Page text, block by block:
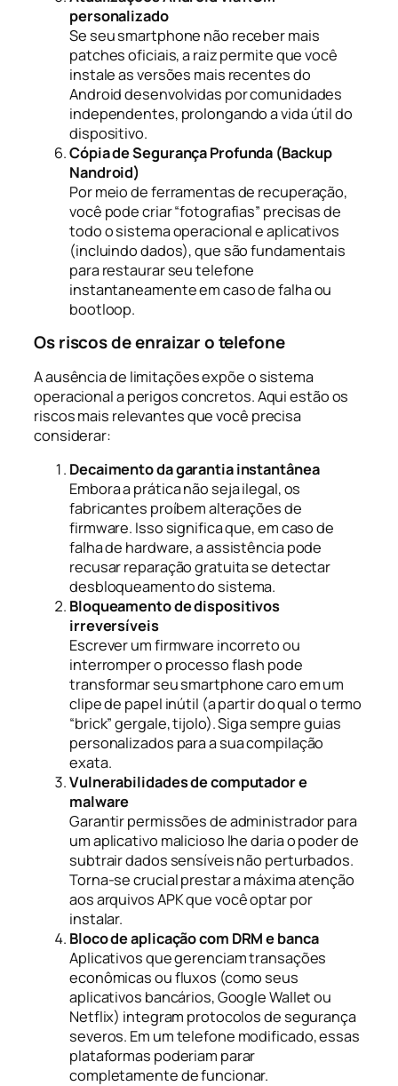
personalizado
Se seu smartphone não receber mais
patches oficiais, a raiz permite que você
instale as versões mais recentes do
Android desenvolvidas por comunidades
independentes, prolongando a vida útil do
dispositivo.
Cópia de Segurança Profunda (Backup
Nandroid)
Por meio de ferramentas de recuperação,
você pode criar “fotografias” precisas de
todo o sistema operacional e aplicativos
(incluindo dados), que são fundamentais
para restaurar seu telefone
instantaneamente em caso de falha ou
bootloop.
Os riscos de enraizar o telefone
A ausência de limitações expõe o sistema
operacional a perigos concretos. Aqui estão os
riscos mais relevantes que você precisa
considerar:
Decaimento da garantia instantânea
Embora a prática não seja ilegal, os
fabricantes proíbem alterações de
firmware. Isso significa que, em caso de
falha de hardware, a assistência pode
recusar reparação gratuita se detectar
desbloqueamento do sistema.
Bloqueamento de dispositivos
irreversíveis
Escrever um firmware incorreto ou
interromper o processo flash pode
transformar seu smartphone caro em um
clipe de papel inútil (a partir do qual o termo
“brick” gergale, tijolo). Siga sempre guias
personalizados para a sua compilação
exata.
Vulnerabilidades de computador e
malware
Garantir permissões de administrador para
um aplicativo malicioso lhe daria o poder de
subtrair dados sensíveis não perturbados.
Torna-se crucial prestar a máxima atenção
aos arquivos APK que você optar por
instalar.
Bloco de aplicação com DRM e banca
Aplicativos que gerenciam transações
econômicas ou fluxos (como seus
aplicativos bancários, Google Wallet ou
Netflix) integram protocolos de segurança
severos. Em um telefone modificado, essas
plataformas poderiam parar
completamente de funcionar.